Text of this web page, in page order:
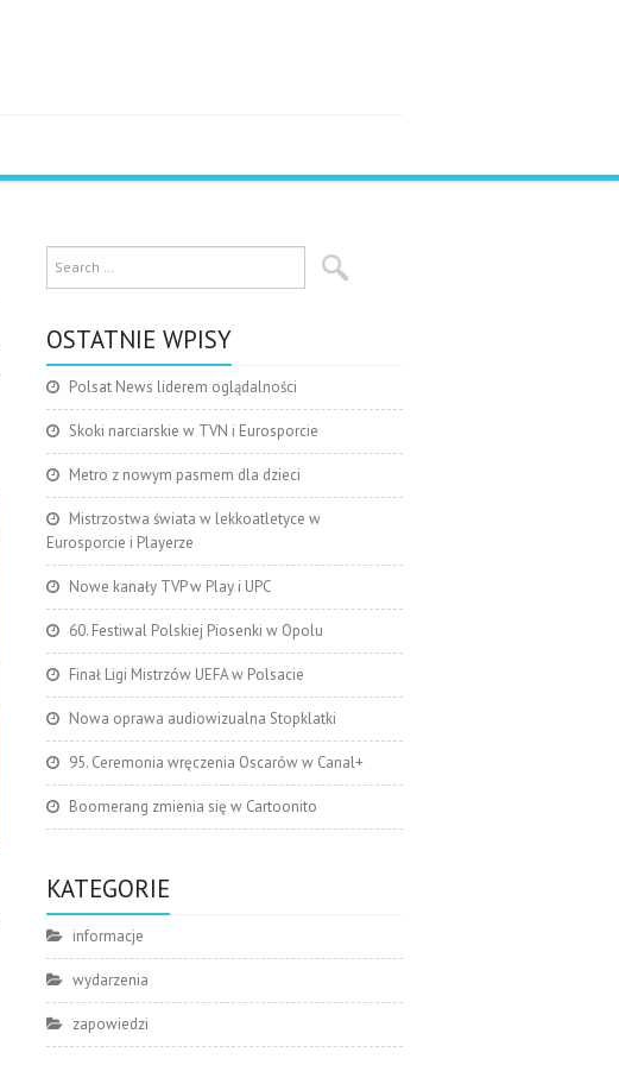
OSTATNIE WPISY
Polsat News liderem oglądalności
Skoki narciarskie w TVN i Eurosporcie
Metro z nowym pasmem dla dzieci
Mistrzostwa świata w lekkoatletyce w
Eurosporcie i Playerze
Nowe kanały TVP w Play i UPC
60. Festiwal Polskiej Piosenki w Opolu
Finał Ligi Mistrzów UEFA w Polsacie
Nowa oprawa audiowizualna Stopklatki
95. Ceremonia wręczenia Oscarów w Canal+
Boomerang zmienia się w Cartoonito
KATEGORIE
informacje
wydarzenia
zapowiedzi